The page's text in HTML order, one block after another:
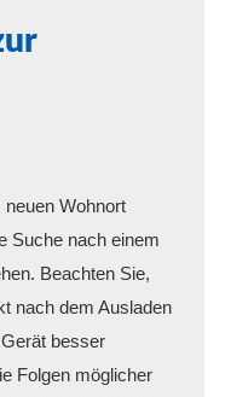
Wohnort
Suche nach einem
Beachten Sie,
nach dem Ausladen
besser
Folgen möglicher